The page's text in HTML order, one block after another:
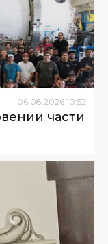
06 08 2026 10:52
части